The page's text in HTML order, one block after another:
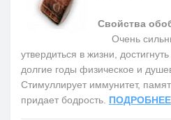
Свойства
Очень
утвердиться в жизни,
долгие годы физическое и
Cтимуллирует иммунитет,
придает бодрость. ПОДРОБНЕЕ